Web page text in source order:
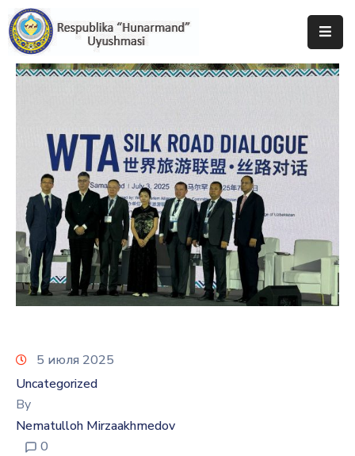
Bosh
Haqida
Tadbirlar
Milliy
Katalog
Matbuot
Xizmati
5 июля 2025
Uncategorized
By
Nematulloh Mirzaakhmedov
0